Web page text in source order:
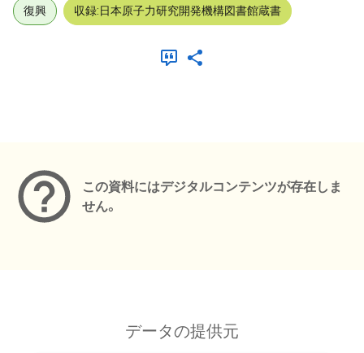
復興 収録:日本原子力研究開発機構図書館蔵書
この資料にはデジタルコンテンツが存在しま
せん。
データの提供元